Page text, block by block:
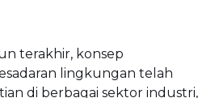
terakhir, konsep
lingkungan telah
di berbagai sektor industri,